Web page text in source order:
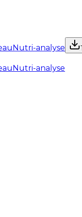
Nutri-analyse
Nutri-analyse